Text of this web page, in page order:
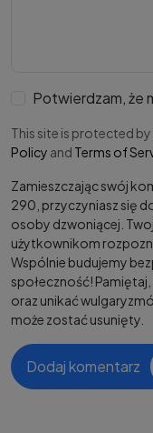
Potwierdzam, że
This site is protected
Policy and Terms of
Zamieszczając swój
290, przyczyniasz się
osoby dzwoniącej.
użytkownikom
Wspólnie budujemy
społeczność!
oraz unikać
może zostać usunięty.
Dodaj komentarz